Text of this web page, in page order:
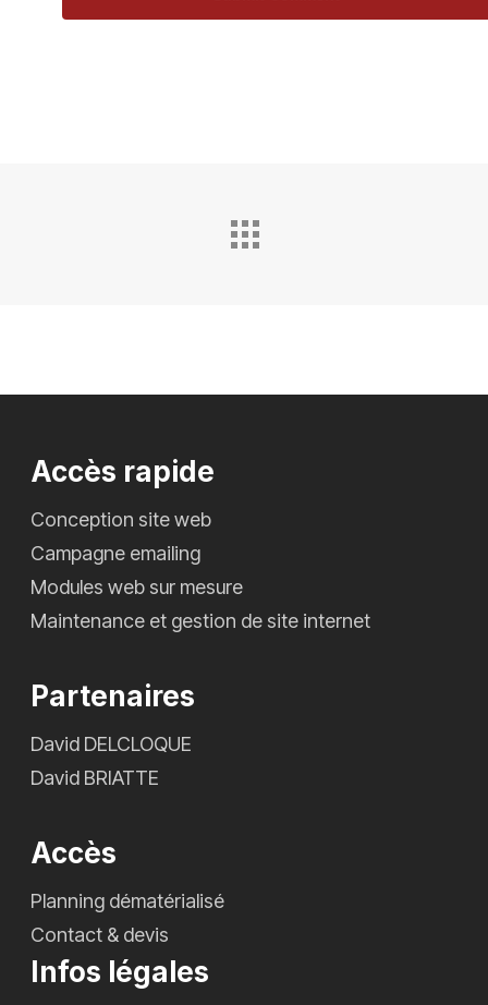
Accès rapide
Conception site web
Campagne emailing
Modules web sur mesure
Maintenance et gestion de site internet
Partenaires
David DELCLOQUE
David BRIATTE
Accès
Planning dématérialisé
Contact & devis
Infos légales